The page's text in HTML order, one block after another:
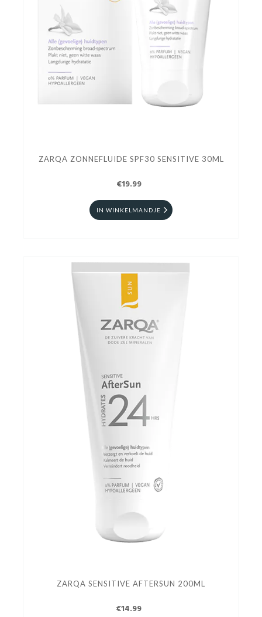
ZARQA ZONNEFLUIDE SPF30 SENSITIVE 30ML
€19.99
IN WINKELMANDJE
ZARQA SENSITIVE AFTERSUN 200ML
€14.99